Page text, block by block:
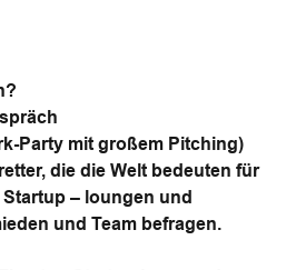
Party mit großem Pitching)
die die Welt bedeuten für
– loungen und
und Team befragen.